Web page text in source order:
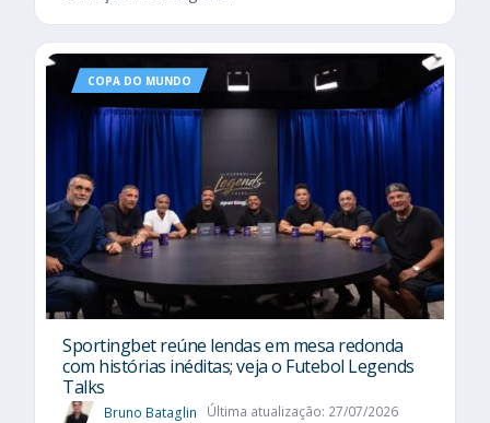
COPA DO MUNDO
Sportingbet reúne lendas em mesa redonda
com histórias inéditas; veja o Futebol Legends
Talks
Bruno Bataglin Última atualização: 27/07/2026